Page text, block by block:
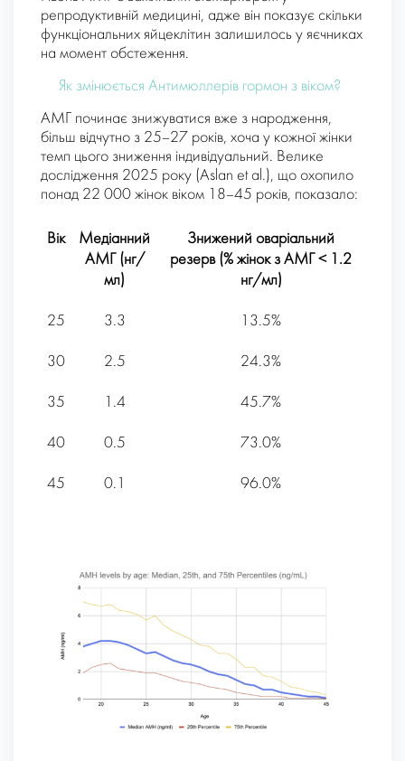
репродуктивній медицині, адже він показує скільки
функціональних яйцеклітин залишилось у яєчниках
на момент обстеження.
Як змінюється Антимюллерів гормон з віком?
АМГ починає знижуватися вже з народження,
більш відчутно з 25–27 років, хоча у кожної жінки
темп цього зниження індивідуальний. Велике
дослідження 2025 року (Aslan et al.), що охопило
понад 22 000 жінок віком 18–45 років, показало:
Вік
Медіанний
АМГ (нг/
мл)
Знижений оваріальний
резерв (% жінок з АМГ < 1.2
нг/мл)
25 3.3 13.5%
30 2.5 24.3%
35 1.4 45.7%
40 0.5 73.0%
45 0.1 96.0%